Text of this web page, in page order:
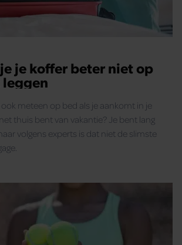
je koffer beter niet op
ook meteen op bed als je aankomt in je
thuis bent van vakantie? Je bent lang
volgens experts is dat niet de slimste